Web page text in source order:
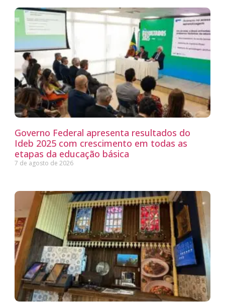
Governo Federal apresenta resultados do
Ideb 2025 com crescimento em todas as
etapas da educação básica
7 de agosto de 2026